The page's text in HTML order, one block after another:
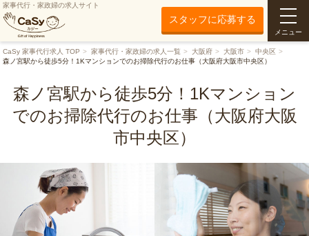
家事代行・家政婦の求人サイト
スタッフに応募する
メニュー
CaSy 家事代行求人 TOP 家事代行・家政婦の求人一覧 大阪府 大阪市
中央区
森ノ宮駅から徒歩5分！1Kマンションでのお掃除代行のお仕事（大阪府大阪市中央区）
森ノ宮駅から徒歩5分！1Kマンション
でのお掃除代行のお仕事（大阪府大阪
市中央区）